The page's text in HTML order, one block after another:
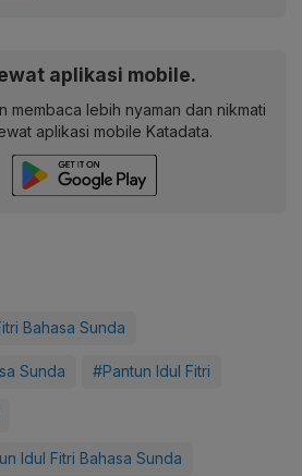
aplikasi mobile.
membaca lebih nyaman dan nikmati
aplikasi mobile Katadata.
Bahasa Sunda
Sunda #Pantun Idul Fitri
Idul Fitri Bahasa Sunda